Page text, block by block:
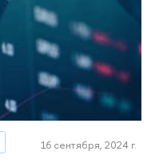
16 сентября, 2024 г.